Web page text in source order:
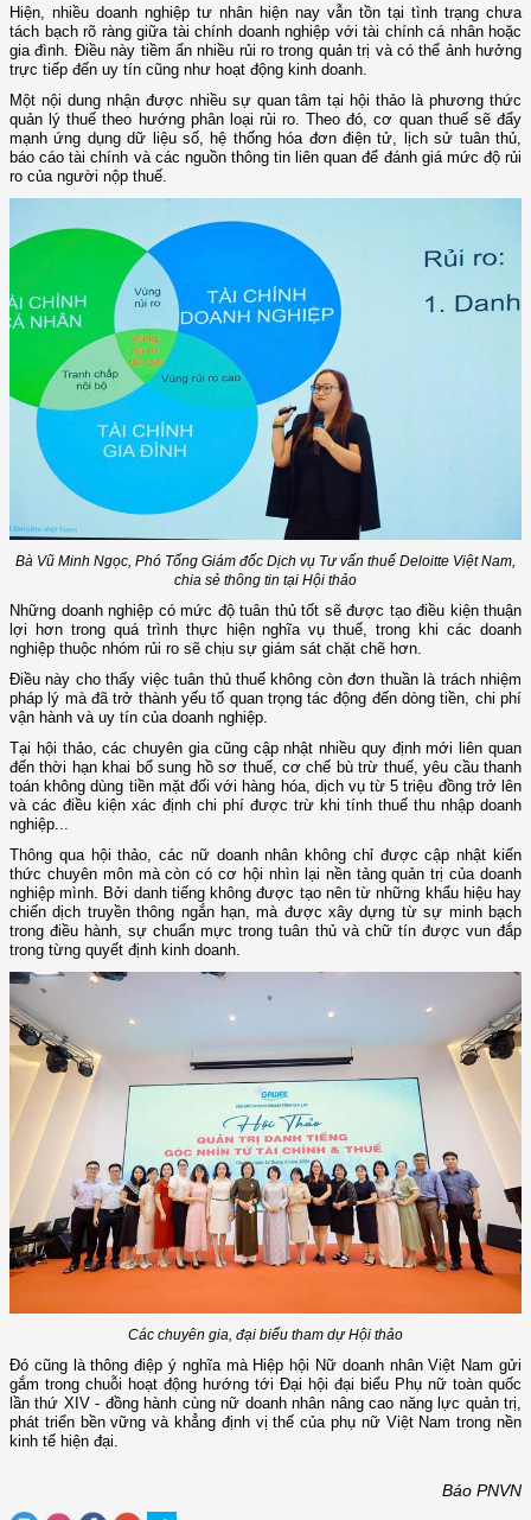
Hiện, nhiều doanh nghiệp tư nhân hiện nay vẫn tồn tại tình trạng chưa
tách bạch rõ ràng giữa tài chính doanh nghiệp với tài chính cá nhân hoặc
gia đình. Điều này tiềm ẩn nhiều rủi ro trong quản trị và có thể ảnh hưởng
trực tiếp đến uy tín cũng như hoạt động kinh doanh.
Một nội dung nhận được nhiều sự quan tâm tại hội thảo là phương thức
quản lý thuế theo hướng phân loại rủi ro. Theo đó, cơ quan thuế sẽ đẩy
mạnh ứng dụng dữ liệu số, hệ thống hóa đơn điện tử, lịch sử tuân thủ,
báo cáo tài chính và các nguồn thông tin liên quan để đánh giá mức độ rủi
ro của người nộp thuế.
Bà Vũ Minh Ngọc, Phó Tổng Giám đốc Dịch vụ Tư vấn thuế Deloitte Việt Nam,
chia sẻ thông tin tại Hội thảo
Những doanh nghiệp có mức độ tuân thủ tốt sẽ được tạo điều kiện thuận
lợi hơn trong quá trình thực hiện nghĩa vụ thuế, trong khi các doanh
nghiệp thuộc nhóm rủi ro sẽ chịu sự giám sát chặt chẽ hơn.
Điều này cho thấy việc tuân thủ thuế không còn đơn thuần là trách nhiệm
pháp lý mà đã trở thành yếu tố quan trọng tác động đến dòng tiền, chi phí
vận hành và uy tín của doanh nghiệp.
Tại hội thảo, các chuyên gia cũng cập nhật nhiều quy định mới liên quan
đến thời hạn khai bổ sung hồ sơ thuế, cơ chế bù trừ thuế, yêu cầu thanh
toán không dùng tiền mặt đối với hàng hóa, dịch vụ từ 5 triệu đồng trở lên
và các điều kiện xác định chi phí được trừ khi tính thuế thu nhập doanh
nghiệp...
Thông qua hội thảo, các nữ doanh nhân không chỉ được cập nhật kiến
thức chuyên môn mà còn có cơ hội nhìn lại nền tảng quản trị của doanh
nghiệp mình. Bởi danh tiếng không được tạo nên từ những khẩu hiệu hay
chiến dịch truyền thông ngắn hạn, mà được xây dựng từ sự minh bạch
trong điều hành, sự chuẩn mực trong tuân thủ và chữ tín được vun đắp
trong từng quyết định kinh doanh.
Các chuyên gia, đại biểu tham dự Hội thảo
Đó cũng là thông điệp ý nghĩa mà Hiệp hội Nữ doanh nhân Việt Nam gửi
gắm trong chuỗi hoạt động hướng tới Đại hội đại biểu Phụ nữ toàn quốc
lần thứ XIV - đồng hành cùng nữ doanh nhân nâng cao năng lực quản trị,
phát triển bền vững và khẳng định vị thế của phụ nữ Việt Nam trong nền
kinh tế hiện đại.
Báo PNVN